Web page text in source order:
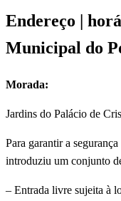
Endereço |
Municipal do
Morada:
Jardins do Palácio de
Para garantir a
introduziu um conjunto
– Entrada livre sujeita à